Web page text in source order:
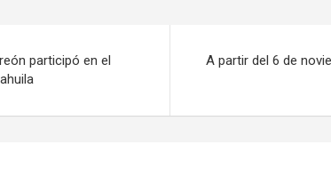
participó en el
A partir del 6 de